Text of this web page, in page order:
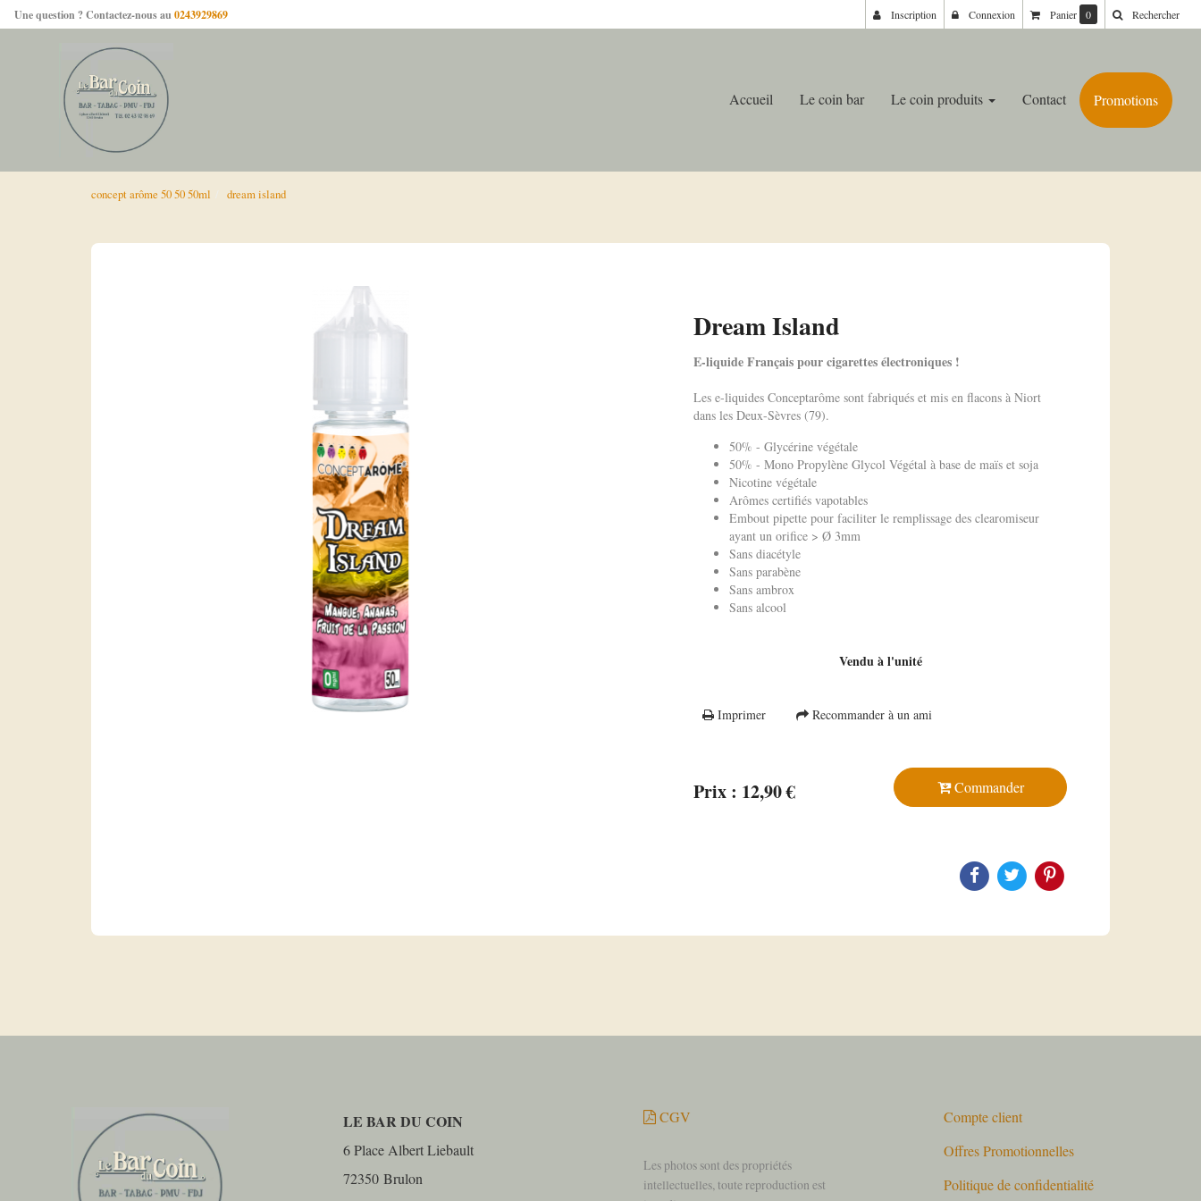
Accueil Le coin bar Le coin produits Contact Promotions
concept arôme 50 50 50ml dream island
Dream Island
E-liquide Français pour cigarettes électroniques !
Les e-liquides Conceptarôme sont fabriqués et mis en flacons à Niort
dans les Deux-Sèvres (79).
50% - Glycérine végétale
50% - Mono Propylène Glycol Végétal à base de maïs et soja
Nicotine végétale
Arômes certifiés vapotables
Embout pipette pour faciliter le remplissage des clearomiseur
ayant un orifice > Ø 3mm
Sans diacétyle
Sans parabène
Sans ambrox
Sans alcool
Vendu à l'unité
Imprimer Recommander à un ami
Prix : 12,90 € Commander
Une question ? Contactez-nous au 0243929869 Inscription Connexion Panier 0 Rechercher
LE BAR DU COIN
6 Place Albert Liebault
72350 Brulon
CGV
Les photos sont des propriétés
intellectuelles, toute reproduction est
Compte client
Offres Promotionnelles
Politique de confidentialité